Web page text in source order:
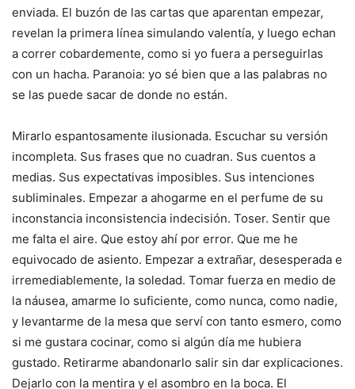
enviada. El buzón de las cartas que aparentan empezar,
revelan la primera línea simulando valentía, y luego echan
a correr cobardemente, como si yo fuera a perseguirlas
con un hacha. Paranoia: yo sé bien que a las palabras no
se las puede sacar de donde no están.
Mirarlo espantosamente ilusionada. Escuchar su versión
incompleta. Sus frases que no cuadran. Sus cuentos a
medias. Sus expectativas imposibles. Sus intenciones
subliminales. Empezar a ahogarme en el perfume de su
inconstancia inconsistencia indecisión. Toser. Sentir que
me falta el aire. Que estoy ahí por error. Que me he
equivocado de asiento. Empezar a extrañar, desesperada e
irremediablemente, la soledad. Tomar fuerza en medio de
la náusea, amarme lo suficiente, como nunca, como nadie,
y levantarme de la mesa que serví con tanto esmero, como
si me gustara cocinar, como si algún día me hubiera
gustado. Retirarme abandonarlo salir sin dar explicaciones.
Dejarlo con la mentira y el asombro en la boca. El